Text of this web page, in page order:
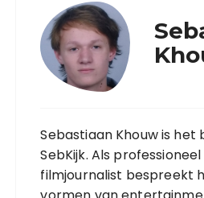
Sebastiaan Khouw is
SebKijk. Als
filmjournalist bespreekt